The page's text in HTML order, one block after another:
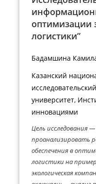
оптимизации
логистики”
Бадамшина
Казанский
университет,
инновациями
Цель исследования
проанализировать
обеспечения в
логистики на
экологическая